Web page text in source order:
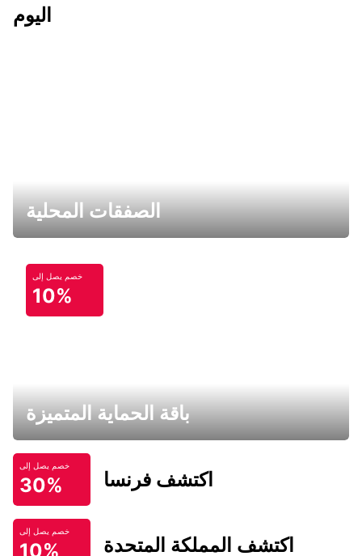
اليوم
الصفقات المحلية
خصم يصل إلى
10%
باقة الحماية المتميزة
خصم يصل إلى
30% اكتشف فرنسا
خصم يصل إلى
10% اكتشف المملكة المتحدة